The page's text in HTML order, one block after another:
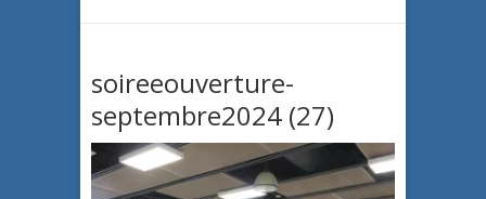
soireeouverture-
septembre2024 (27)